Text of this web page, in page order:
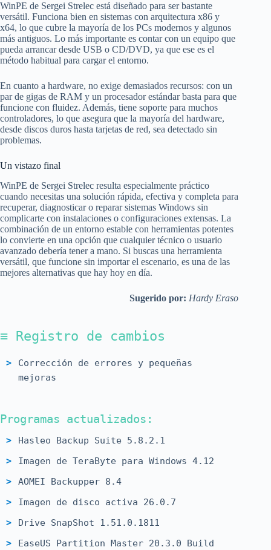
WinPE de Sergei Strelec está diseñado para ser bastante
versátil. Funciona bien en sistemas con arquitectura x86 y
x64, lo que cubre la mayoría de los PCs modernos y algunos
más antiguos. Lo más importante es contar con un equipo que
pueda arrancar desde USB o CD/DVD, ya que ese es el
método habitual para cargar el entorno.
En cuanto a hardware, no exige demasiados recursos: con un
par de gigas de RAM y un procesador estándar basta para que
funcione con fluidez. Además, tiene soporte para muchos
controladores, lo que asegura que la mayoría del hardware,
desde discos duros hasta tarjetas de red, sea detectado sin
problemas.
Un vistazo final
WinPE de Sergei Strelec resulta especialmente práctico
cuando necesitas una solución rápida, efectiva y completa para
recuperar, diagnosticar o reparar sistemas Windows sin
complicarte con instalaciones o configuraciones extensas. La
combinación de un entorno estable con herramientas potentes
lo convierte en una opción que cualquier técnico o usuario
avanzado debería tener a mano. Si buscas una herramienta
versátil, que funcione sin importar el escenario, es una de las
mejores alternativas que hay hoy en día.
Sugerido por: Hardy Eraso
≡ Registro de cambios
Corrección de errores y pequeñas
mejoras
Programas actualizados:
Hasleo Backup Suite 5.8.2.1
Imagen de TeraByte para Windows 4.12
AOMEI Backupper 8.4
Imagen de disco activa 26.0.7
Drive SnapShot 1.51.0.1811
EaseUS Partition Master 20.3.0 Build